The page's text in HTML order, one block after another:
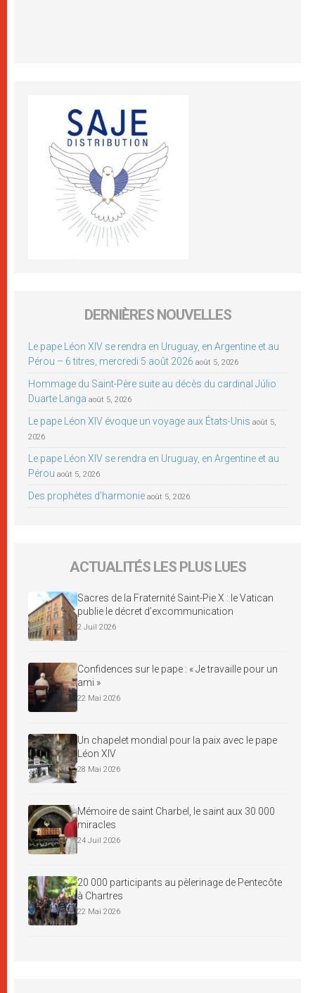
DERNIÈRES NOUVELLES
Le pape Léon XIV se rendra en Uruguay, en Argentine et au
Pérou – 6 titres, mercredi 5 août 2026 août 5, 2026
Hommage du Saint-Père suite au décès du cardinal Júlio
Duarte Langa août 5, 2026
Le pape Léon XIV évoque un voyage aux États-Unis août 5,
2026
Le pape Léon XIV se rendra en Uruguay, en Argentine et au
Pérou août 5, 2026
Des prophètes d’harmonie août 5, 2026
ACTUALITÉS LES PLUS LUES
Sacres de la Fraternité Saint-Pie X : le Vatican
publie le décret d’excommunication
2 Juil 2026
Confidences sur le pape : « Je travaille pour un
ami »
22 Mai 2026
Un chapelet mondial pour la paix avec le pape
Léon XIV
28 Mai 2026
Mémoire de saint Charbel, le saint aux 30 000
miracles
24 Juil 2026
20 000 participants au pèlerinage de Pentecôte
à Chartres
22 Mai 2026